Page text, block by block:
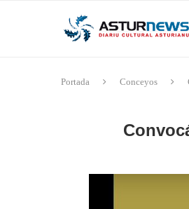
Portada Conceyos